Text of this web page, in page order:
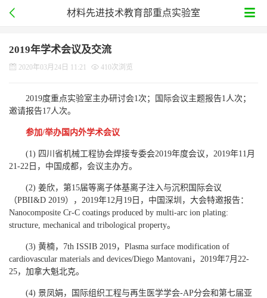
材料先进技术教育部重点实验室
2019年学术会议及交流
2020年03月24日 11:21 410次浏览
2019度重点实验室主办研讨会1次；国际会议主题报告1人次；
邀请报告17人次。
参加/举办国内外学术会议
(1) 四川省机械工程协会焊接专委会2019年度会议，2019年11月
21-22日，中国成都，会议主办方。
(2) 姜欣，第15届等离子体基离子注入与沉积国际会议
（PBII&D 2019），2019年12月19日，中国深圳，大会特邀报告：
Nanocomposite Cr-C coatings produced by multi-arc ion plating:
structure, mechanical and tribological property。
(3) 黄楠，7th ISSIB 2019，Plasma surface modification of
cardiovascular materials and devices/Diego Mantovani，2019年7月22-
25，加拿大魁北克。
(4) 景凤娟，国际组织工程与再生医学学会-AP分会和第七届亚